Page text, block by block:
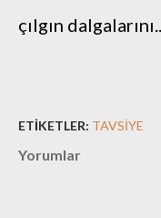
çılgın
ETIKETLER: TAVSIYE
Yorumlar